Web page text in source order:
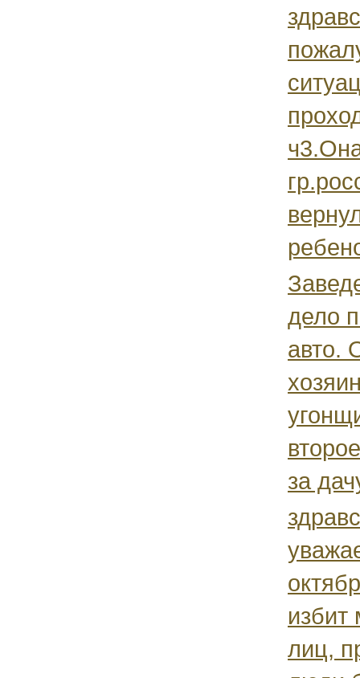
дело
авто.
за
избит
лиц,